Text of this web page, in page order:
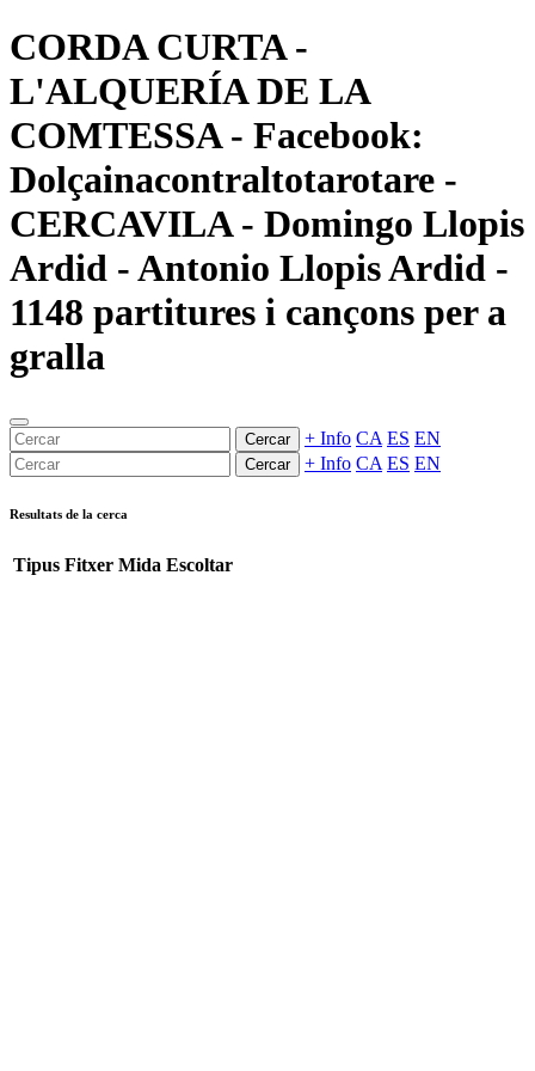
CORDA CURTA -
L'ALQUERÍA DE LA
COMTESSA - Facebook:
Dolçainacontraltotarotare -
CERCAVILA - Domingo Llopis
Ardid - Antonio Llopis Ardid -
1148 partitures i cançons per a
gralla
Cercar + Info CA ES EN
Cercar + Info CA ES EN
Resultats de la cerca
Tipus Fitxer Mida Escoltar